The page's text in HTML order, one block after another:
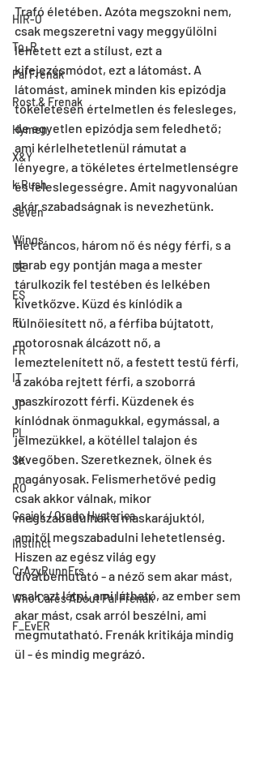
HIR-O
To_R
Pal Frenak
Rost & Frenak
Hymen
X&Y
k.Rush
Seven
Wings
DE
ES
FI
FR
IT
JP
PL
SK
RO
Csajok / Credo Hysterica
Instinct
CrAzyRunnErs
Who Cares About Pál Frenák
F_EvER
Trafó életében. Azóta megszokni nem,
csak megszeretni vagy meggyűlölni
lehetett ezt a stílust, ezt a
kifejezésmódot, ezt a látomást. A
látomást, aminek minden kis epizódja
tökéletesen értelmetlen és felesleges,
de egyetlen epizódja sem feledhető;
ami kérlelhetetlenül rámutat a
lényegre, a tökéletes értelmetlenségre
és feleslegességre. Amit nagyvonalúan
akár szabadságnak is nevezhetünk.
Hét táncos, három nő és négy férfi, s a
darab egy pontján maga a mester
tárulkozik fel testében és lelkében
kivetkőzve. Küzd és kínlódik a
túlnőiesített nő, a férfiba bújtatott,
motorosnak álcázott nő, a
lemeztelenített nő, a festett testű férfi,
a zakóba rejtett férfi, a szoborrá
maszkírozott férfi. Küzdenek és
kínlódnak önmagukkal, egymással, a
jelmezükkel, a kötéllel talajon és
levegőben. Szeretkeznek, ölnek és
magányosak. Felismerhetővé pedig
csak akkor válnak, mikor
megszabadulnak a maskarájuktól,
amitől megszabadulni lehetetlenség.
Hiszen az egész világ egy
divatbemutató - a néző sem akar mást,
csak azt látni, ami látható, az ember sem
akar mást, csak arról beszélni, ami
megmutatható. Frenák kritikája mindig
ül - és mindig megrázó.